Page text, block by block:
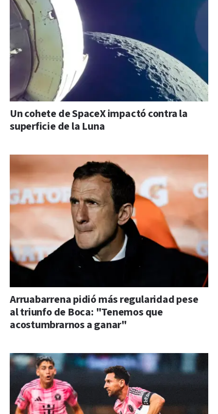
Un cohete de SpaceX impactó contra la
superficie de la Luna
Arruabarrena pidió más regularidad pese
al triunfo de Boca: "Tenemos que
acostumbrarnos a ganar"